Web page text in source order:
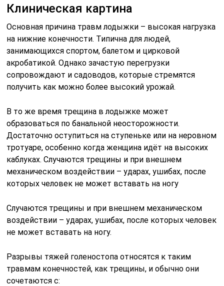
Клиническая картина
Основная причина травм лодыжки – высокая нагрузка
на нижние конечности. Типична для людей,
занимающихся спортом, балетом и цирковой
акробатикой. Однако зачастую перегрузки
сопровождают и садоводов, которые стремятся
получить как можно более высокий урожай.
В то же время трещина в лодыжке может
образоваться по банальной неосторожности.
Достаточно оступиться на ступеньке или на неровном
тротуаре, особенно когда женщина идёт на высоких
каблуках. Случаются трещины и при внешнем
механическом воздействии – ударах, ушибах, после
которых человек не может вставать на ногу
Случаются трещины и при внешнем механическом
воздействии – ударах, ушибах, после которых человек
не может вставать на ногу.
Разрывы тяжей голеностопа относятся к таким
травмам конечностей, как трещины, и обычно они
сочетаются с: